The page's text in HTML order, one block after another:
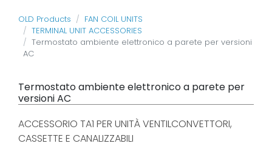
OLD Products
FAN COIL UNITS
TERMINAL UNIT ACCESSORIES
Termostato ambiente elettronico a parete per versioni
AC
Termostato ambiente elettronico a parete per
versioni AC
ACCESSORIO TA1 PER UNITÀ VENTILCONVETTORI,
CASSETTE E CANALIZZABILI